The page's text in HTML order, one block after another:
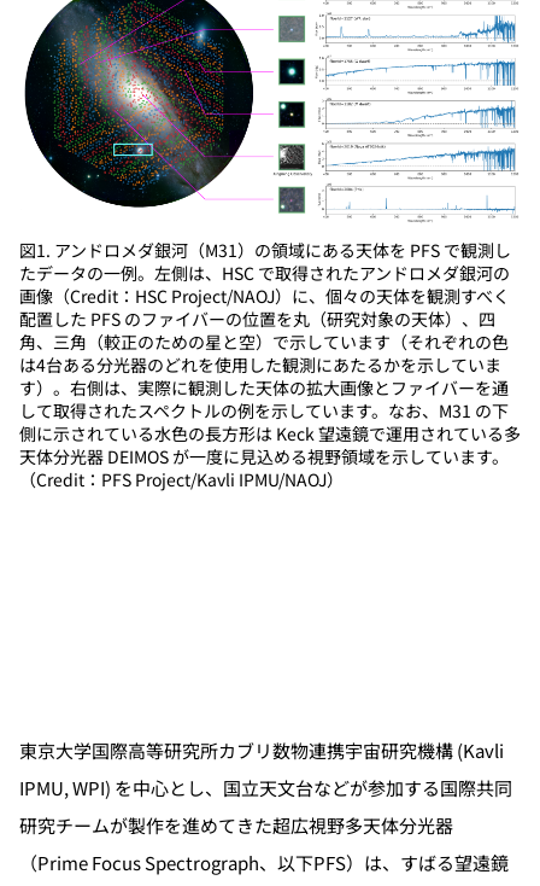
図1. アンドロメダ銀河（M31）の領域にある天体を PFS で観測し
たデータの一例。左側は、HSC で取得されたアンドロメダ銀河の
画像（Credit：HSC Project/NAOJ）に、個々の天体を観測すべく
配置した PFS のファイバーの位置を丸（研究対象の天体）、四
角、三角（較正のための星と空）で示しています（それぞれの色
は4台ある分光器のどれを使用した観測にあたるかを示していま
す）。右側は、実際に観測した天体の拡大画像とファイバーを通
して取得されたスペクトルの例を示しています。なお、M31 の下
側に示されている水色の長方形は Keck 望遠鏡で運用されている多
天体分光器 DEIMOS が一度に見込める視野領域を示しています。
（Credit：PFS Project/Kavli IPMU/NAOJ）
東京大学国際高等研究所カブリ数物連携宇宙研究機構 (Kavli
IPMU, WPI) を中心とし、国立天文台などが参加する国際共同
研究チームが製作を進めてきた超広視野多天体分光器
（Prime Focus Spectrograph、以下PFS）は、すばる望遠鏡